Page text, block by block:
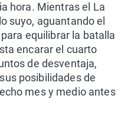
hora. Mientras el La
suyo, aguantando el
equilibrar la batalla
encarar el cuarto
de desventaja,
posibilidades de
mes y medio antes